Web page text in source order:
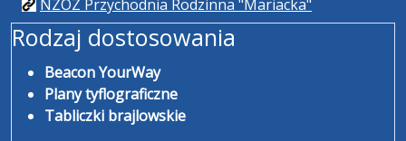
NZOZ Przychodnia Rodzinna "Mariacka"
Rodzaj dostosowania
Beacon YourWay
Plany tyflograficzne
Tabliczki brajlowskie